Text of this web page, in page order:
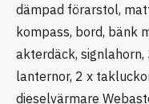
dämpad förarstol,
kompass, bord, bänk
akterdäck,
lanternor, 2 x
dieselvärmare